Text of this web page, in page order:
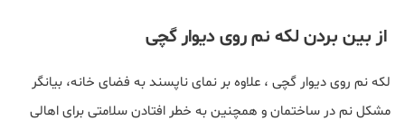
از بین بردن لکه نم روی دیوار گچی
لکه نم روی دیوار گچی ، علاوه بر نمای ناپسند به فضای خانه، بیانگر
مشکل نم در ساختمان و همچنین به خطر افتادن سلامتی برای اهالی